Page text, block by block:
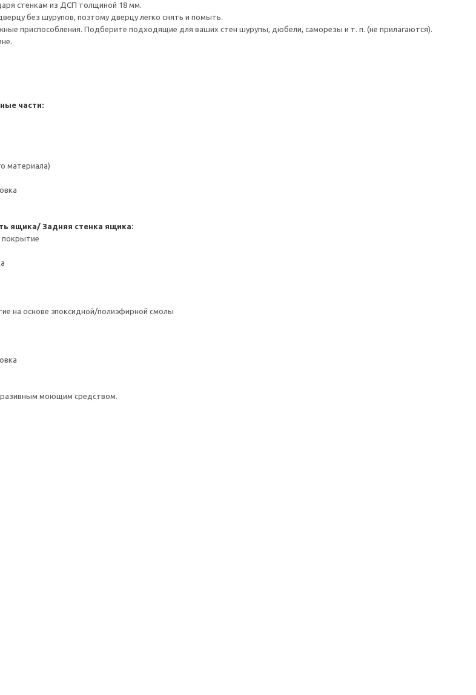
стенкам из ДСП толщиной 18 мм.
без шурупов, поэтому дверцу легко снять и помыть.
приспособления. Подберите подходящие для ваших стен шурупы, дюбели, саморезы и т. п. (не прилагаются).
части:
материала)
ящика/ Задняя стенка ящика:
покрытие
на основе эпоксидной/полиэфирной смолы
моющим средством.